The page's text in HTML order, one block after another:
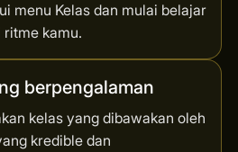
menu Kelas dan mulai belajar
kamu.
berpengalaman
kelas yang dibawakan oleh
kredible dan